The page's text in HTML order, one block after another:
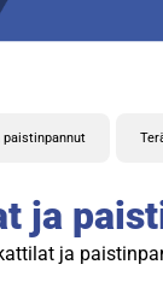
paistinpannut
ja
ja